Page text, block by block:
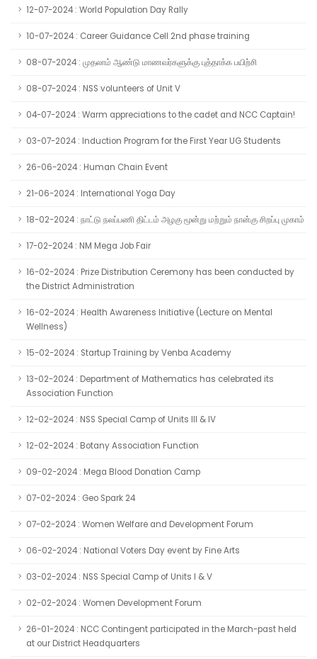
12-07-2024 : World Population Day Rally
10-07-2024 : Career Guidance Cell 2nd phase training
08-07-2024 : முதலாம் ஆண்டு மாணவர்களுக்கு புத்தாக்க பயிற்சி
08-07-2024 : NSS volunteers of Unit V
04-07-2024 : Warm appreciations to the cadet and NCC Captain!
03-07-2024 : Induction Program for the First Year UG Students
26-06-2024 : Human Chain Event
21-06-2024 : International Yoga Day
18-02-2024 : நாட்டு நலப்பணி திட்டம் அழகு மூன்று மற்றும் நான்கு சிறப்பு முகாம்
17-02-2024 : NM Mega Job Fair
16-02-2024 : Prize Distribution Ceremony has been conducted by
the District Administration
16-02-2024 : Health Awareness Initiative (Lecture on Mental
Wellness)
15-02-2024 : Startup Training by Venba Academy
13-02-2024 : Department of Mathematics has celebrated its
Association Function
12-02-2024 : NSS Special Camp of Units III & IV
12-02-2024 : Botany Association Function
09-02-2024 : Mega Blood Donation Camp
07-02-2024 : Geo Spark 24
07-02-2024 : Women Welfare and Development Forum
06-02-2024 : National Voters Day event by Fine Arts
03-02-2024 : NSS Special Camp of Units I & V
02-02-2024 : Women Development Forum
26-01-2024 : NCC Contingent participated in the March-past held
at our District Headquarters